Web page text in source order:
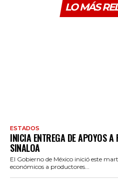
LO MÁS
ESTADOS
INICIA ENTREGA DE APOYOS
SINALOA
El Gobierno de México inició este
económicos a productores...